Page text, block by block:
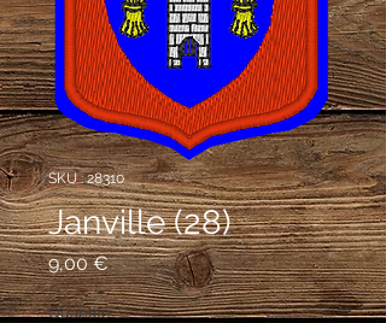
SKU : 28310
Janville (28)
9,00 €Prix
Quantité *